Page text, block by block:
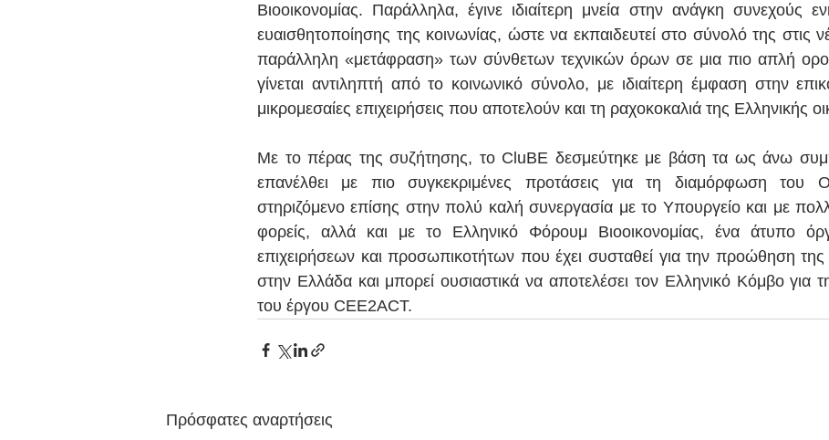
Βιοοικονομίας. Παράλληλα, έγινε ιδιαίτερη μνεία στην ανάγκη συνεχούς
ευαισθητοποίησης της κοινωνίας, ώστε να εκπαιδευτεί στο σύνολό της στις
παράλληλη «μετάφραση» των σύνθετων τεχνικών όρων σε μια πιο απλή
γίνεται αντιληπτή από το κοινωνικό σύνολο, με ιδιαίτερη έμφαση στην
μικρομεσαίες επιχειρήσεις που αποτελούν και τη ραχοκοκαλιά της Ελληνικής
Με το πέρας της συζήτησης, το CluBE δεσμεύτηκε με βάση τα ως άνω
επανέλθει με πιο συγκεκριμένες προτάσεις για τη διαμόρφωση του
στηριζόμενο επίσης στην πολύ καλή συνεργασία με το Υπουργείο και με
φορείς, αλλά και με το Ελληνικό Φόρουμ Βιοοικονομίας, ένα άτυπο
επιχειρήσεων και προσωπικοτήτων που έχει συσταθεί για την προώθηση της
στην Ελλάδα και μπορεί ουσιαστικά να αποτελέσει τον Ελληνικό Κόμβο για
του έργου CEE2ACT.
Πρόσφατες αναρτήσεις